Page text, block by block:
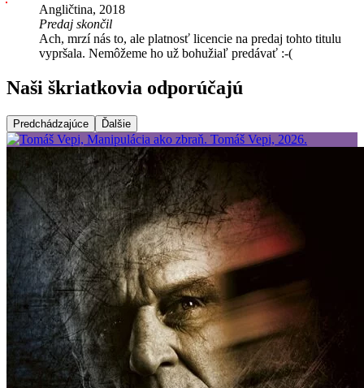
Angličtina, 2018
Predaj skončil
Ach, mrzí nás to, ale platnosť licencie na predaj tohto titulu
vypršala. Nemôžeme ho už bohužiaľ predávať :-(
Naši škriatkovia odporúčajú
Predchádzajúce Ďalšie